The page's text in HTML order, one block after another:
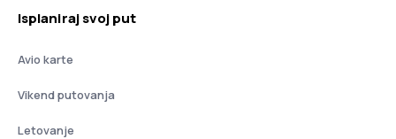
Isplaniraj svoj put
Avio karte
Vikend putovanja
Letovanje